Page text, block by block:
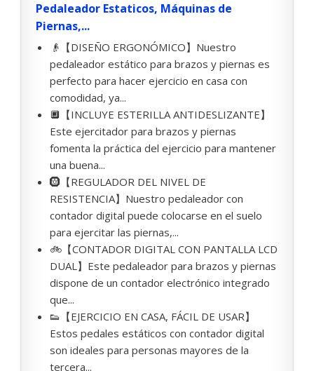
Pedaleador Estaticos, Máquinas de
Piernas,...
👴【DISEÑO ERGONÓMICO】Nuestro
pedaleador estático para brazos y piernas es
perfecto para hacer ejercicio en casa con
comodidad, ya...
🔲【INCLUYE ESTERILLA ANTIDESLIZANTE】
Este ejercitador para brazos y piernas
fomenta la práctica del ejercicio para mantener
una buena...
🛞【REGULADOR DEL NIVEL DE
RESISTENCIA】Nuestro pedaleador con
contador digital puede colocarse en el suelo
para ejercitar las piernas,...
🚲【CONTADOR DIGITAL CON PANTALLA LCD
DUAL】Este pedaleador para brazos y piernas
dispone de un contador electrónico integrado
que...
👟【EJERCICIO EN CASA, FÁCIL DE USAR】
Estos pedales estáticos con contador digital
son ideales para personas mayores de la
tercera...